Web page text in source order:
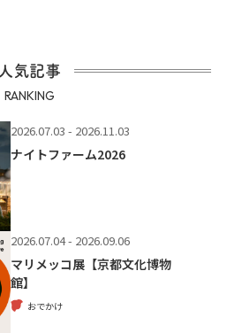
人気記事
RANKING
2026.07.03 - 2026.11.03
ナイトファーム2026
2026.07.04 - 2026.09.06
マリメッコ展【京都文化博物
館】
おでかけ